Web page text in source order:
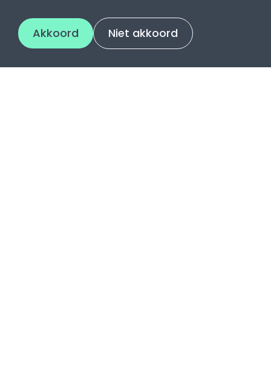
Akkoord Niet akkoord
3445 AR Woerden
0348 - 48 17 49